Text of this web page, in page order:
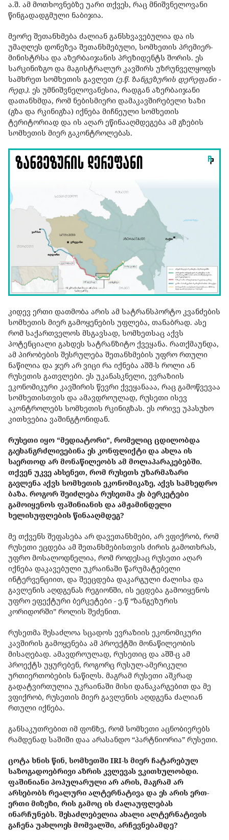
ა.შ. ამ მოთხოვნებზე უარი თქვეს, რაც მნიშვნელოვანი
წინგადადგმული ნაბიჯია.
მეორე შეთანხმება ძალიან განსხვავებულია და ის
უმაღლეს დონეზეა შეთანხმებული, სომხეთის პრემიერ-
მინისტრსა და აზერბაიჯანის პრეზიდენტს შორის. ეს
სარკინიზგო და მაგისტრალურ კავშირს უზრუნველყოფს
სამხრეთ სომხეთის გავლეთ (ე.წ. ზანგეზურის დერეფანი -
რედ.). ეს უმნიშვნელოვანესია, რადგან აზერბაიჯანი
დათანხმდა, რომ ნებისმიერი დამაკავშირებელი ხაზი
(გზა და რკინიგზა) იქნება მიჩნეული სომხეთის
ტერიტორიად და ის აღარ ეწინააღმდეგება ამ გზების
სომხეთის მიერ გაკონტროლებას.
კიდევ ერთი დათმობა არის ამ სატრანსპორტო კვანძების
სომხეთის მიერ გამოყენების უფლება, თანაბრად. ასე
რომ საქართველოს მსგავსად, სომხეთსაც აქვს
პოტენციალი გახდეს სატრანზიტო ქვეყანა. რათქმაუნდა,
ამ პირობების შესრულება შეთანხმების უფრო რთული
ნაწილია და ჯერ არ ვიცი რა იქნება აშშ-ს როლი ან
რუსეთის გათვლები. ეს უკანასკნელი, ევრაზიის
ეკონომიკური კავშირის წევრი ქვეყანააა, რაც გამოწვევაა
სომხეთისთვის და ამავდროულად, რუსეთი ისევ
აკონტროლებს სომხეთის რკინიგზას. ეს ორივე უპასუხო
კითხვებია ვაშინგტონიდან.
რუსეთი იყო “მედიატორი”, რომელიც ცდილობდა
გაეხანგრძლივებინა ეს კონფლიქტი და ახლა ის
საერთოდ არ მონაწილეობს ამ მოლაპარაკებებში.
თქვენ უკვე ახსენეთ, რომ რუსეთს უზარმაზარი
გავლენა აქვს სომხეთის ეკონომიკაზე, აქვს სამხედრო
ბაზა. როგორ შეიძლება რუსეთმა ეს ბერკეტები
გამოიყენოს ფაშინიანის და ამჟამინდელი
ხელისუფლების წინააღმდეგ?
მე თქვენს შეფასება არ დავეთანხმები, არ ვფიქრობ, რომ
რუსეთი ეცდება ამ შეთანხმებისთვის ძირის გამოთხრას,
უფრო მოსალოდნელია, რომ როდესაც რუსეთი აღარ
იქნება დაკავებული უკრაინაში წარუმატებელი
ინტერვენციით, და შეეცდება დაკარგული ძალისა და
გავლენის აღდგენას რეგიონში, ის ეცდება გამოიყენოს
უფრო ეფექტური ბერკეტები - ე.წ “ზანგეზურის
კორიდორში” როლის შეძენით.
რუსეთმა შესაძლოა სცადოს ევრაზიის ეკონომიკური
კავშირის გამოყენება ამ პროექტში მონაწილეობის
მისაღებად. ამავდროულად, რუსეთიც და აშშ-ც ამ
პროექტს უყურებენ, როგორც რუსულ-ამერიკული
ურთიერთობების ნაწილს. მაგრამ რუსეთი აშკრად
გადატვირთულია უკრაინაში მისი დანაკარგებით და მე
ვფიქრობ, რუსეთის მიერ გავლენის აღდგენა ძალიან
რთული იქნება.
განსაკუთრებით იმ ფონზე, რომ სომხეთი აცნობიერებს
რამდენად საშიში დაა არასანდო “პარტნიორია” რუსეთი.
ცოტა ხნის წინ, სომხეთში IRI-ს მიერ ჩატარებულ
საზოგადოებრივი აზრის კვლევას ვკითხულობდი.
ფაშინიანი პოპულარული არ არის, მაგრამ არ
არსებობს რეალური ალტერნატივა და ეს არის ერთ-
ერთი მიზეზი, რის გამოც ის ძალაუფლებას
ინარჩუნებს. შესაძლებელია ახალი ალტერნატივის
გაჩენა უახლოეს მომვალში, არჩევნებამდე?